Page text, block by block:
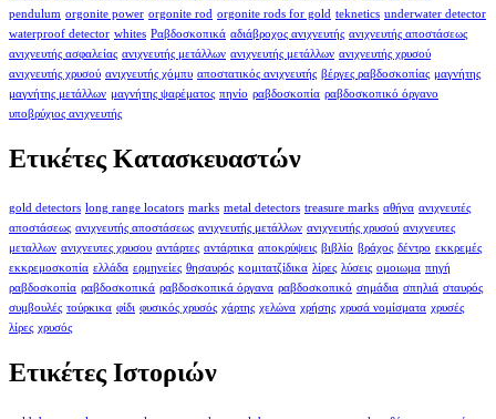
pendulum orgonite power orgonite rod orgonite rods for gold teknetics underwater detector
waterproof detector whites Ραβδοσκοπικά αδιάβροχος ανιχνευτής ανιχνευτής αποστάσεως
ανιχνευτής ασφαλείας ανιχνευτής μετάλλων ανιχνευτής μετάλλων ανιχνευτής χρυσού
ανιχνευτής χρυσού ανιχνευτής χόμπυ αποστατικός ανιχνευτής βέργες ραβδοσκοπίας μαγνήτης
μαγνήτης μετάλλων μαγνήτης ψαρέματος πηνίο ραβδοσκοπία ραβδοσκοπικό όργανο
υποβρύχιος ανιχνευτής
Ετικέτες Κατασκευαστών
gold detectors long range locators marks metal detectors treasure marks αθήνα ανιχνευτές
αποστάσεως ανιχνευτής αποστάσεως ανιχνευτής μετάλλων ανιχνευτής χρυσού ανιχνευτες
μεταλλων ανιχνευτες χρυσου αντάρτες αντάρτικα αποκρύψεις βιβλίο βράχος δέντρο εκκρεμές
εκκρεμοσκοπία ελλάδα ερμηνείες θησαυρός κομιτατζίδικα λίρες λύσεις ομοιωμα πηγή
ραβδοσκοπία ραβδοσκοπικά ραβδοσκοπικά όργανα ραβδοσκοπικό σημάδια σπηλιά σταυρός
συμβουλές τούρκικα φίδι φυσικός χρυσός χάρτης χελώνα χρήσης χρυσά νομίσματα χρυσές
λίρες χρυσός
Ετικέτες Ιστοριών